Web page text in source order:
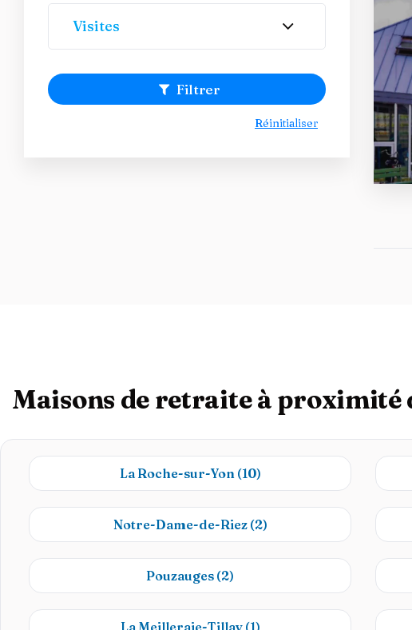
Visites
Filtrer
Réinitialiser
Maisons de retraite à proximité
La Roche-sur-Yon (10)
Notre-Dame-de-Riez (2)
Pouzauges (2)
La Meilleraie-Tillay (1)